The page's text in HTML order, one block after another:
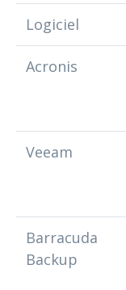
Logiciel
Acronis
Veeam
Barracuda
Backup